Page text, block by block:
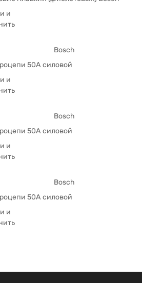
и
Bosch
50А силовой
и
Bosch
50А силовой
и
Bosch
50А силовой
и